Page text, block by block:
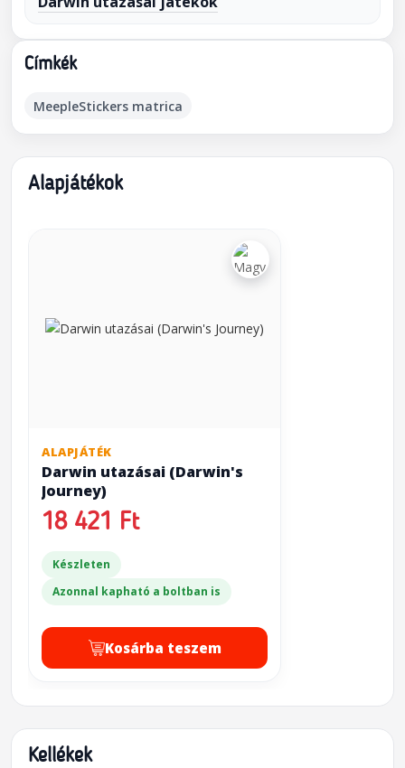
Címkék
MeepleStickers matrica
Alapjátékok
ALAPJÁTÉK
Darwin utazásai (Darwin's
Journey)
18 421 Ft
Készleten
Azonnal kapható a boltban is
Kosárba teszem
Kellékek